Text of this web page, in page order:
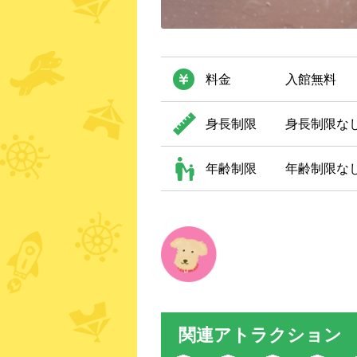
料金 入館無料
身長制限 身長制限な
年齢制限 年齢制限な
関連アトラクション